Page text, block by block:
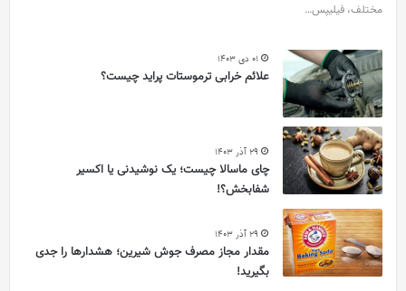
مختلف، فیلیپس…
01 دی 1403
علائم خرابی ترموستات پراید چیست؟
29 آذر 1403
چای ماسالا چیست؛ یک نوشیدنی یا اکسیر
شفابخش؟!
29 آذر 1403
مقدار مجاز مصرف جوش شیرین؛ هشدارها را جدی
بگیرید!